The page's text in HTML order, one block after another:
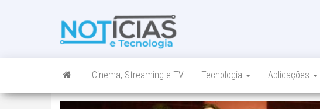
num só lugar
Cinema, Streaming e TV Tecnologia Aplicações